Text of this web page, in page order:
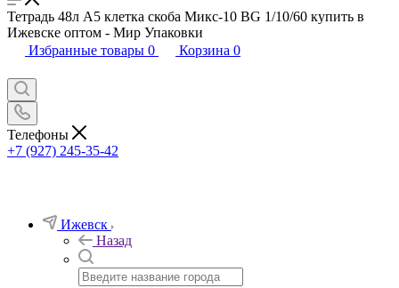
Тетрадь 48л А5 клетка скоба Микс-10 BG 1/10/60 купить в
Ижевске оптом - Мир Упаковки
Избранные товары 0 Корзина 0
Телефоны
+7 (927) 245-35-42
Ижевск
Назад